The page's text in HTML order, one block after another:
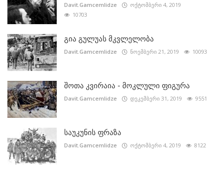
Davit.Gamcemlidze
ოქტომბერი 4, 2019
10703
გია გულუას მკვლელობა
Davit.Gamcemlidze ნოემბერი 21, 2019 10093
შოთა კვირაია - მოკლული ფიგურა
Davit.Gamcemlidze დეკემბერი 31, 2019 9551
საუკუნის ფრაზა
Davit.Gamcemlidze ოქტომბერი 4, 2019 8122